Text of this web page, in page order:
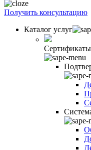
Получить консультацию
Каталог услуг
Сертификаты